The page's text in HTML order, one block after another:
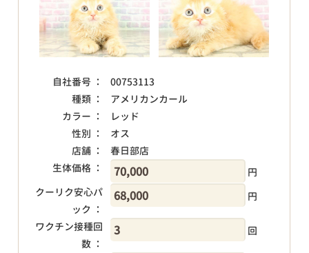
自社番号 ：
00753113
種類 ：
アメリカンカール
カラー ：
レッド
性別 ：
オス
店舗 ：
春日部店
生体価格 ：
円
クーリク安心パ
ック ：
円
ワクチン接種回
数 ：
回